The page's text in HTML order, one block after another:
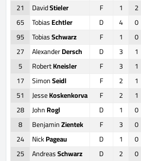
21
DavidStieler F 1 2
65
TobiasEchtler D 4 0
95
TobiasSchwarz F 1 0
27
AlexanderDersch D 3 1
5
RobertKneisler F 3 1
17
SimonSeidl F 2 1
51
JesseKoskenkorva F 2 1
28
JohnRogl D 1 0
8
BenjaminZientek F 3 0
24
NickPageau D 1 0
25
AndreasSchwarz D 2 0